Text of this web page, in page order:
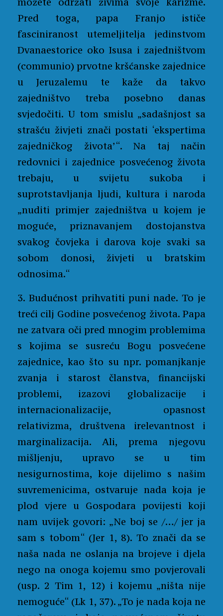
Pred toga, papa Franjo ističe
fasciniranost utemeljitelja jedinstvom
Dvanaestorice oko Isusa i zajedništvom
(communio) prvotne kršćanske zajednice
u Jeruzalemu te kaže da takvo
zajedništvo treba posebno danas
svjedočiti. U tom smislu „sadašnjost sa
strašću živjeti znači postati ‘ekspertima
zajedničkog života’“. Na taj način
redovnici i zajednice posvećenog života
trebaju, u svijetu sukoba i
suprotstavljanja ljudi, kultura i naroda
„nuditi primjer zajedništva u kojem je
moguće, priznavanjem dostojanstva
svakog čovjeka i darova koje svaki sa
sobom donosi, živjeti u bratskim
odnosima.“
3. Budućnost prihvatiti puni nade. To je
treći cilj Godine posvećenog života. Papa
ne zatvara oči pred mnogim problemima
s kojima se susreću Bogu posvećene
zajednice, kao što su npr. pomanjkanje
zvanja i starost članstva, financijski
problemi, izazovi globalizacije i
internacionalizacije, opasnost
relativizma, društvena irelevantnost i
marginalizacija. Ali, prema njegovu
mišljenju, upravo se u tim
nesigurnostima, koje dijelimo s našim
suvremenicima, ostvaruje nada koja je
plod vjere u Gospodara povijesti koji
nam uvijek govori: „Ne boj se /…/ jer ja
sam s tobom“ (Jer 1, 8). To znači da se
naša nada ne oslanja na brojeve i djela
nego na onoga kojemu smo povjerovali
(usp. 2 Tim 1, 12) i kojemu „ništa nije
nemoguće“ (Lk 1, 37). „To je nada koja ne